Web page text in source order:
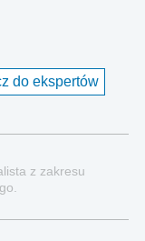
do ekspertów
z zakresu